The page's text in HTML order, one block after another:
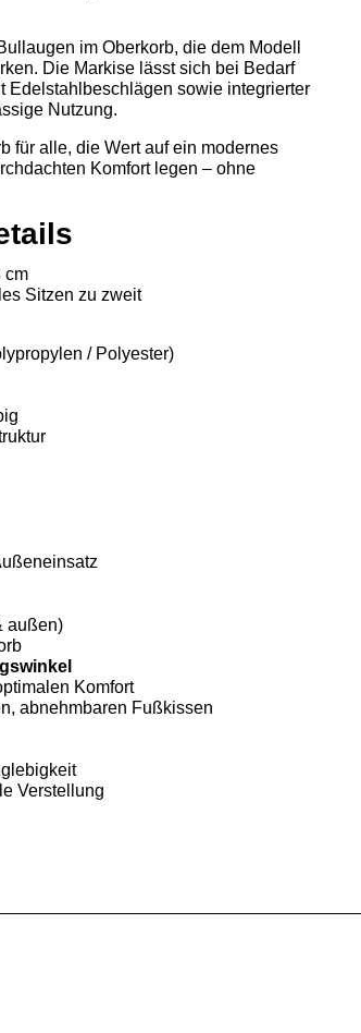
im Oberkorb, die dem Modell
Die Markise lässt sich bei Bedarf
Edelstahlbeschlägen sowie integrierter
Nutzung.
für alle, die Wert auf ein modernes
Komfort legen – ohne
cm
Sitzen zu zweit
/ Polyester)
außen)
Komfort
abnehmbaren Fußkissen
Verstellung